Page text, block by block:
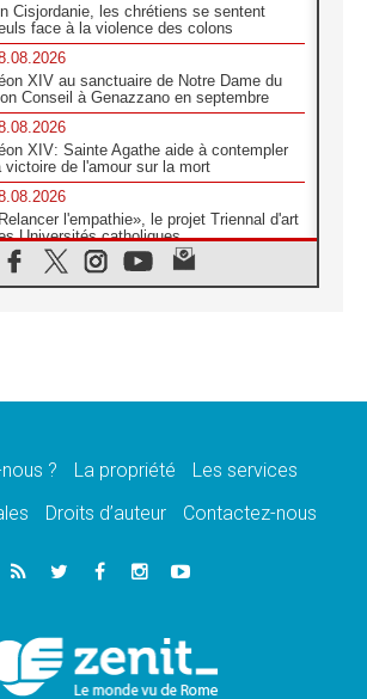
Cisjordanie, les chrétiens se sentent
face à la violence des colons
XIV au sanctuaire de Notre Dame du
Conseil à Genazzano en septembre
XIV: Sainte Agathe aide à contempler
victoire de l'amour sur la mort
l'empathie», le projet Triennal d'art
Universités catholiques
2026, donner la parole aux religieuses
l'Assomption et mémoire nationale
paix commence par l'empathie» estime
cardinal Parolin
Colombie, «la paix ne s'achète pas avec
signature»
? La propriété
Les services
Droits d’auteur Contactez-nous